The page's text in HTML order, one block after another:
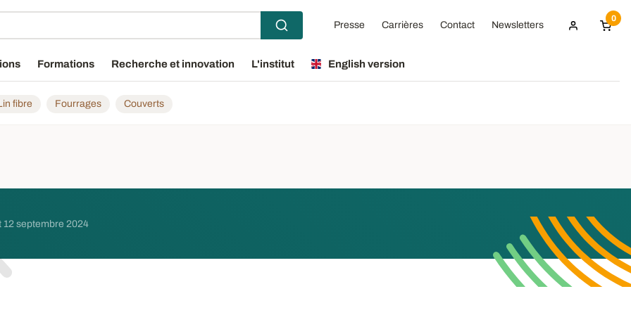
Presse Carrières Contact Newsletters
0
Formations Recherche et innovation L'institut English version
fibre Fourrages Couverts
12 septembre 2024